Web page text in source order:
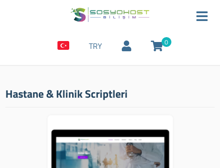
TRY 0
Hastane & Klinik Scriptleri